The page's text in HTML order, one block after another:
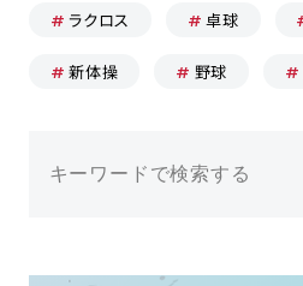
ラクロス 卓球
新体操 野球